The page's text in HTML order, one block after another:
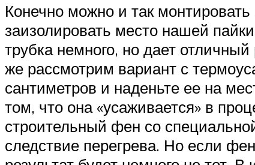
Конечно можно и так
заизолировать место нашей
трубка немного, но дает
же рассмотрим вариант с
сантиметров и наденьте ее на
том, что она «усаживается» в
строительный фен со
следствие перегрева. Но если